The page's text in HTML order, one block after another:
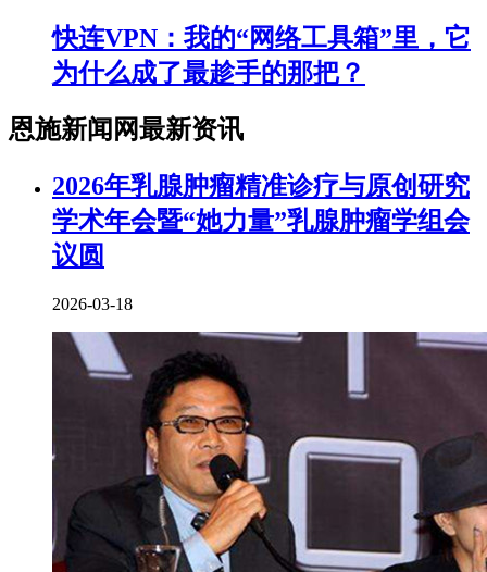
快连VPN：我的“网络工具箱”里，它
为什么成了最趁手的那把？
恩施新闻网最新资讯
2026年乳腺肿瘤精准诊疗与原创研究
学术年会暨“她力量”乳腺肿瘤学组会
议圆
2026-03-18